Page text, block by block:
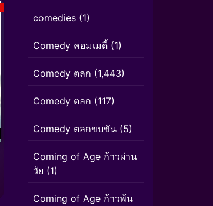
comedies (1)
Comedy คอมเมดี้ (1)
Comedy ตลก (1,443)
Comedy ตลก (117)
Comedy ตลกขบขัน (5)
Coming of Age ก้าวผ่าน
วัย (1)
Coming of Age ก้าวพ้น